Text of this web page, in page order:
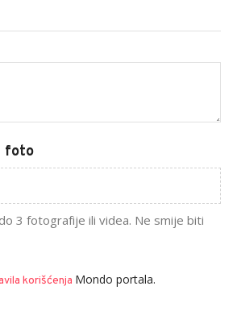
foto
3 fotografije ili videa. Ne smije biti
korišćenja Mondo portala.